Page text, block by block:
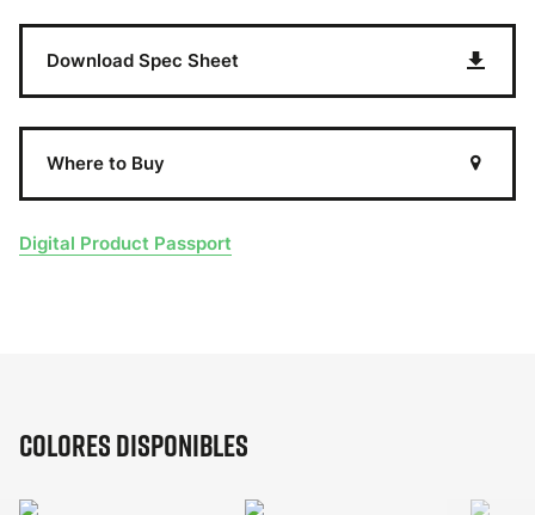
Download Spec Sheet
Where to Buy
Digital Product Passport
Colores disponibles